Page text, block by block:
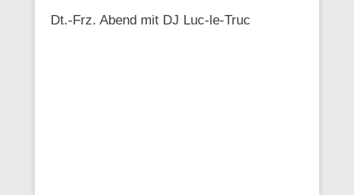
Dt.-Frz. Abend mit DJ Luc-le-Truc